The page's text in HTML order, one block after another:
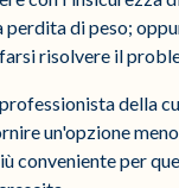
perdita di peso;
risolvere il
della
un'opzione
conveniente per